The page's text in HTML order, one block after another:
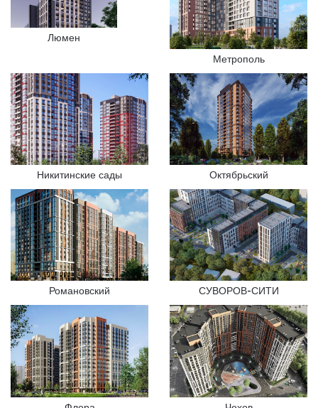
Люмен
Метрополь
Никитинские сады Октябрьский
Романовский СУВОРОВ-СИТИ